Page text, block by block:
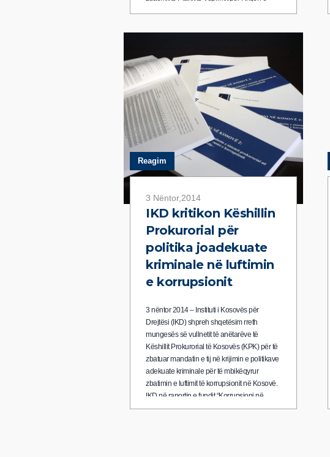
diskutuar zbatimin e këtij Plani të Veprimit,
Reagim
3 Nëntor,2014
IKD kritikon Këshillin
Prokurorial për
politika joadekuate
kriminale në luftimin
e korrupsionit
3 nëntor 2014 – Instituti i Kosovës për
Drejtësi (IKD) shpreh shqetësim rreth
mungesës së vullnetit të anëtarëve të
Këshillit Prokurorial të Kosovës (KPK) për të
zbatuar mandatin e tij në krijimin e politikave
adekuate kriminale për të mbikëqyrur
zbatimin e luftimit të korrupsionit në Kosovë.
IKD në raportin e fundit “Korrupsioni në
Kosovë 2:…